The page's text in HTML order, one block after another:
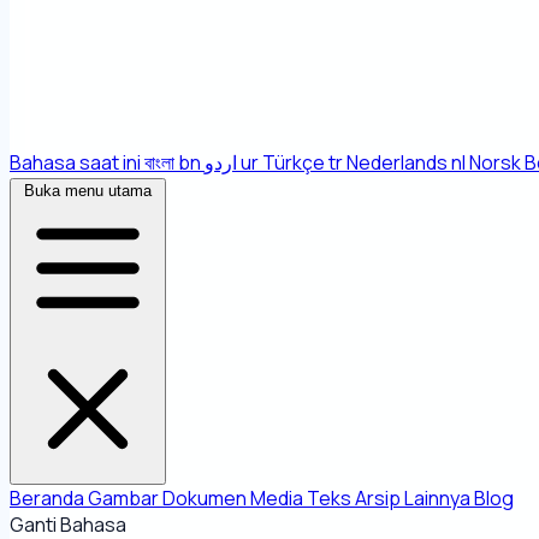
Bahasa saat iniবাংলাbn اردوurTürkçetrNederlandsnlNorsk
Buka menu utama
BerandaGambarDokumenMedia TeksArsipLainnyaBlog
Ganti Bahasa